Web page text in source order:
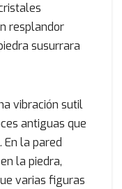
resplandor
susurrara
vibración sutil
antiguas que
En la pared
la piedra,
varias figuras